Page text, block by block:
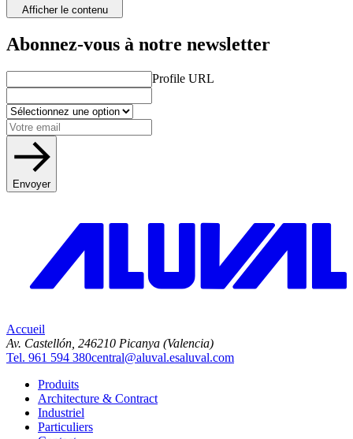
Afficher le contenu
Abonnez-vous à notre newsletter
Profile URL
Envoyer
Accueil
Av. Castellón, 246210 Picanya (Valencia)
Tel. 961 594 380central@aluval.esaluval.com
Produits
Architecture & Contract
Industriel
Particuliers